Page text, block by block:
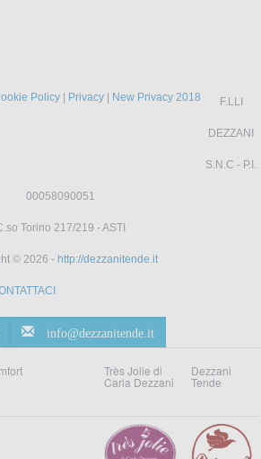
Policy | Privacy | New Privacy 2018 F.LLI
DEZZANI
S.N.C - P.I.
00058090051
Torino 217/219 - ASTI
© 2026 - http://dezzanitende.it
info@dezzanitende.it
Très Jolie di
Carla Dezzani
Dezzani
Tende